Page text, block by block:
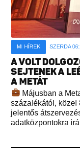
MI HÍREK SZERDA
A VOLT
SEJTENEK A
A METÁT
Májusban a
százalékától, közel
jelentős
adatközpontokra